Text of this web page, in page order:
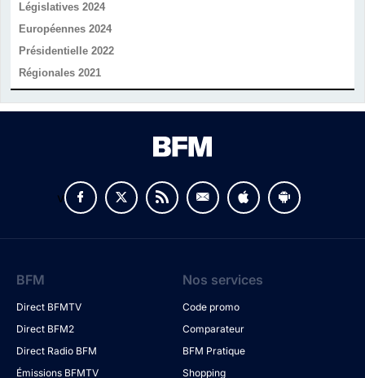
Législatives 2024
Européennes 2024
Présidentielle 2022
Régionales 2021
v
BFM
Direct BFMTV
Direct BFM2
Direct Radio BFM
Émissions BFMTV
Nos services
Code promo
Comparateur
BFM Pratique
Shopping